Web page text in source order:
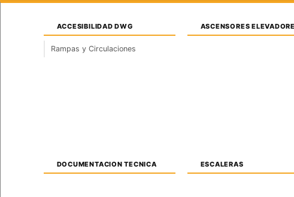
ACCESIBILIDAD DWG
Rampas y Circulaciones
ASCENSORES
DOCUMENTACION TECNICA ESCALERAS
VENTANAS PLANTA
Descargar